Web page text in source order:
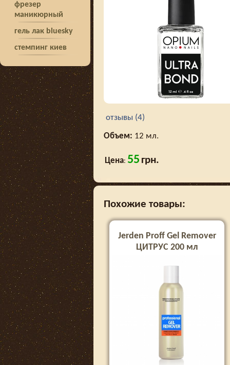
фрезер
маникюрный
гель лак bluesky
стемпинг киев
отзывы (4)
Объем: 12 мл.
Цена: 55 грн.
Похожие товары:
Jerden Proff Gel Remover
ЦИТРУС 200 мл